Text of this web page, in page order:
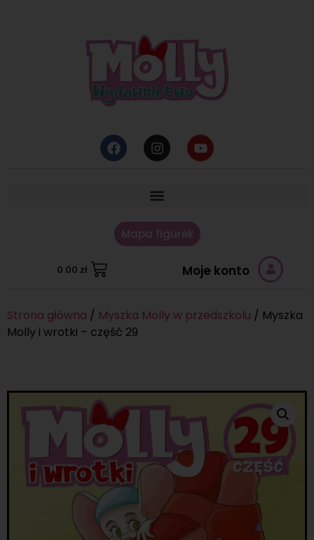
Mapa figurek
0.00 zł Moje konto
Strona główna / Myszka Molly w przedszkolu / Myszka
Molly i wrotki – część 29